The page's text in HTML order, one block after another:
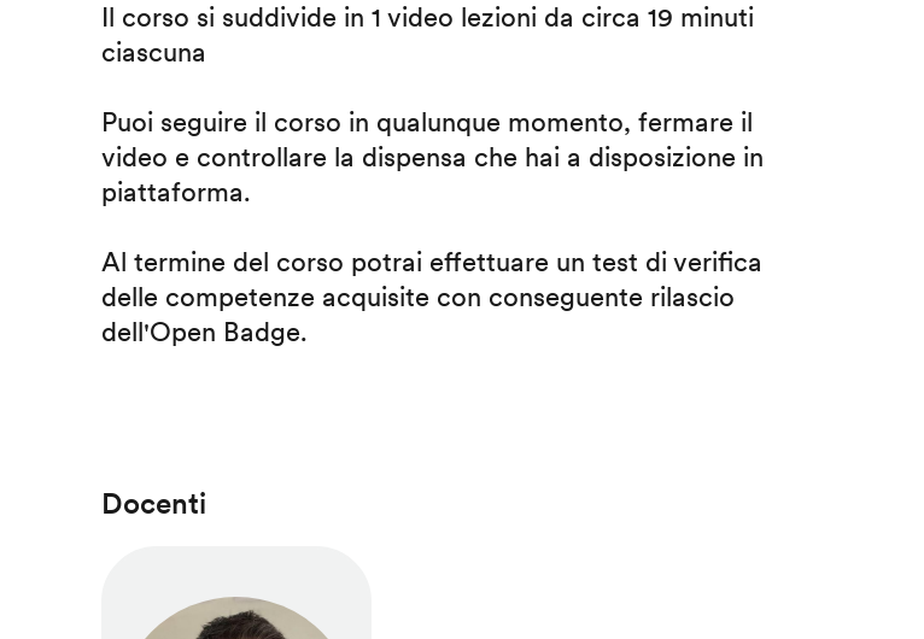
Il corso si suddivide in 1 video lezioni da circa 19 minuti
ciascuna
Puoi seguire il corso in qualunque momento, fermare il
video e controllare la dispensa che hai a disposizione in
piattaforma.
Al termine del corso potrai effettuare un test di verifica
delle competenze acquisite con conseguente rilascio
dell'Open Badge.
Docenti